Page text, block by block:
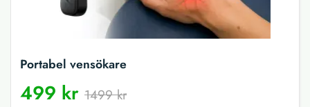
Portabel vensökare
499 kr 1499 kr